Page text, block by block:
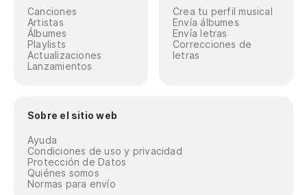
Canciones
Artistas
Álbumes
Playlists
Actualizaciones
Lanzamientos
Crea tu perfil musical
Envía álbumes
Envía letras
Correcciones de
letras
Sobre el sitio web
Ayuda
Condiciones de uso y privacidad
Protección de Datos
Quiénes somos
Normas para envío